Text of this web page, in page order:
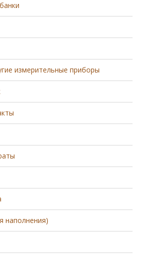
измерительные приборы
наполнения)